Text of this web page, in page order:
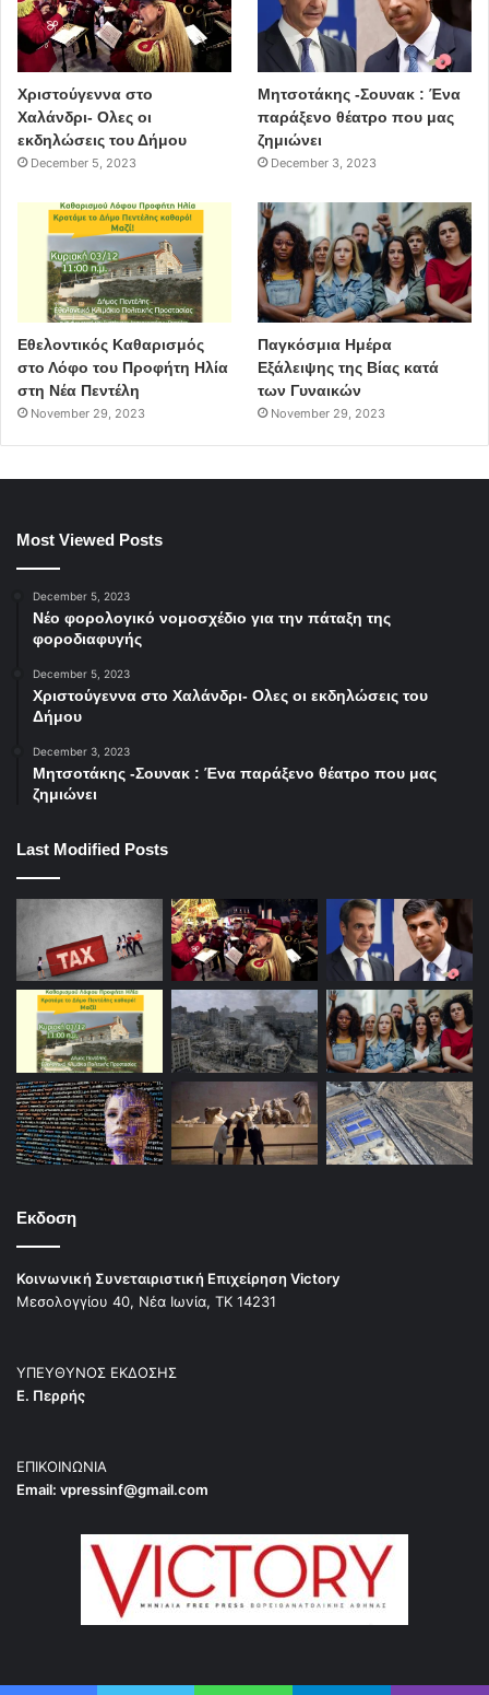
Χριστούγεννα στο
Χαλάνδρι- Ολες οι
εκδηλώσεις του Δήμου
December 5, 2023
Μητσοτάκης -Σουνακ : Ένα
παράξενο θέατρο που μας
ζημιώνει
December 3, 2023
Εθελοντικός Καθαρισμός
στο Λόφο του Προφήτη Ηλία
στη Νέα Πεντέλη
November 29, 2023
Παγκόσμια Ημέρα
Εξάλειψης της Βίας κατά
των Γυναικών
November 29, 2023
Most Viewed Posts
December 5, 2023
Νέο φορολογικό νομοσχέδιο για την πάταξη της
φοροδιαφυγής
December 5, 2023
Χριστούγεννα στο Χαλάνδρι- Ολες οι εκδηλώσεις του
Δήμου
December 3, 2023
Μητσοτάκης -Σουνακ : Ένα παράξενο θέατρο που μας
ζημιώνει
Last Modified Posts
Εκδοση
Κοινωνική Συνεταιριστική Επιχείρηση Victory
Μεσολογγίου 40, Νέα Ιωνία, ΤΚ 14231
ΥΠΕΥΘΥΝΟΣ ΕΚΔΟΣΗΣ
Ε. Περρής
ΕΠΙΚΟΙΝΩΝΙΑ
Email: vpressinf@gmail.com